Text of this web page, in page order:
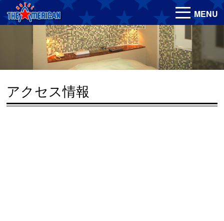
MENU
アクセス情報